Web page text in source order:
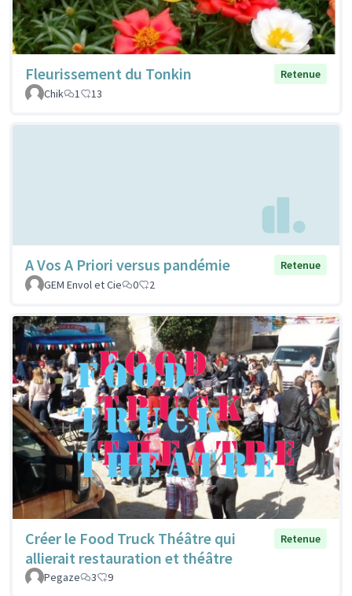
Fleurissement du Tonkin
Retenue
Chik
1 13
A Vos A Priori versus pandémie
Retenue
GEM Envol et Cie
0 2
Créer le Food Truck Théâtre qui
allierait restauration et théâtre
Retenue
Pegaze 3 9